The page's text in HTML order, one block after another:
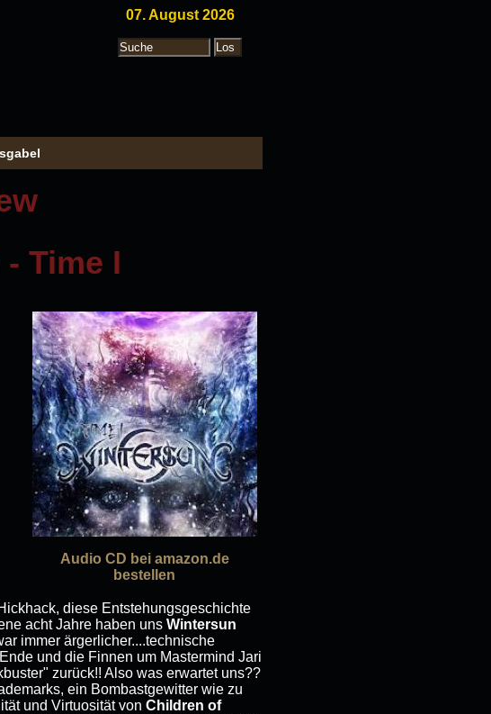
07. August 2026
Time I
Audio CD bei amazon.de
bestellen
diese Entstehungsgeschichte
acht Jahre haben uns Wintersun
immer ärgerlicher....technische
und die Finnen um Mastermind Jari
zurück!! Also was erwartet uns??
ein Bombastgewitter wie zu
und Virtuosität von Children of